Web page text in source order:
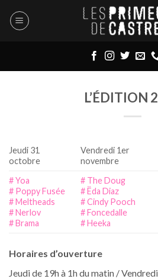
L’ÉDITION
Jeudi 31
octobre
Vendredi 1er
novembre
# Yoa
# Poppy Fusée
# Meltheads
# Nerlov
# Brama
# The Doug
# Ëda Diaz
# Cindy Pooch
# Foncedalle
# Heeka
Horaires d’ouverture
Jeudi de 19h à 1h du matin /